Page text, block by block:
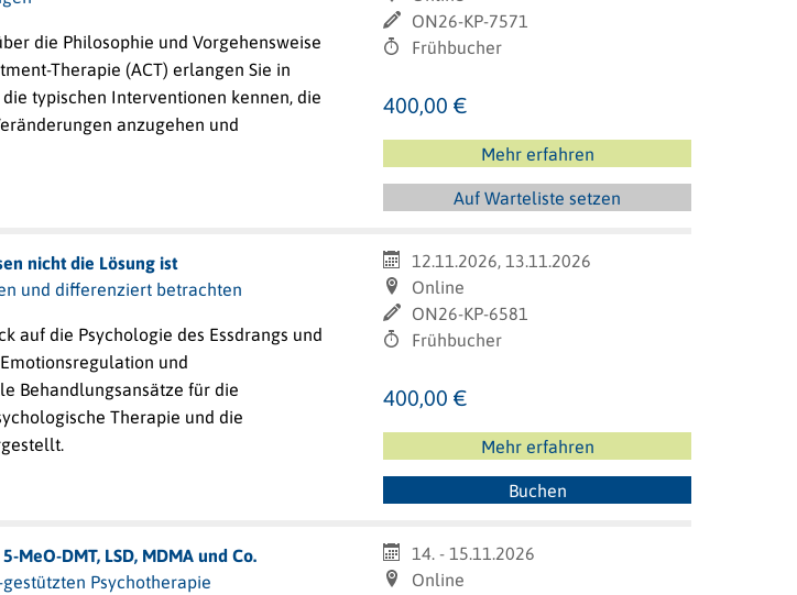
die Philosophie und Vorgehensweise
Therapie (ACT) erlangen Sie in
typischen Interventionen kennen, die
anzugehen und
ON26-KP-7571
Frühbucher
400,00 €
Mehr erfahren
Auf Warteliste setzen
nicht die Lösung ist
und differenziert betrachten
auf die Psychologie des Essdrangs und
und
Behandlungsansätze für die
Therapie und die
12.11.2026, 13.11.2026
Online
ON26-KP-6581
Frühbucher
400,00 €
Mehr erfahren
Buchen
MeO-DMT, LSD, MDMA und Co.
Psychotherapie
14. - 15.11.2026
Online